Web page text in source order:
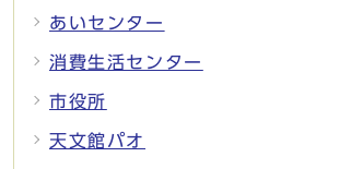
あいセンター
消費生活センター
市役所
天文館パオ